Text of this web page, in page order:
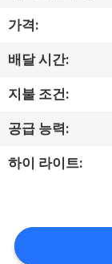
여
공
장
여
품
가격:
배달 시간:
지불 조건:
공급 능력:
하이 라이트: